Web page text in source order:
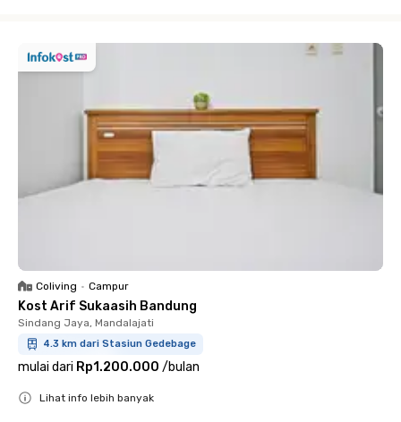
Coliving • Campur
Kost Arif Sukaasih Bandung
Sindang Jaya, Mandalajati
4.3 km dari Stasiun Gedebage
mulai dari Rp1.200.000 /bulan
Lihat info lebih banyak